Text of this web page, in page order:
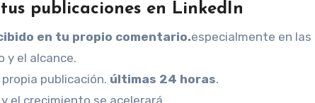
publicaciones en LinkedIn
en tu propio comentario.especialmente en las
y el alcance.
publicación. últimas 24 horas.
el crecimiento se acelerará.